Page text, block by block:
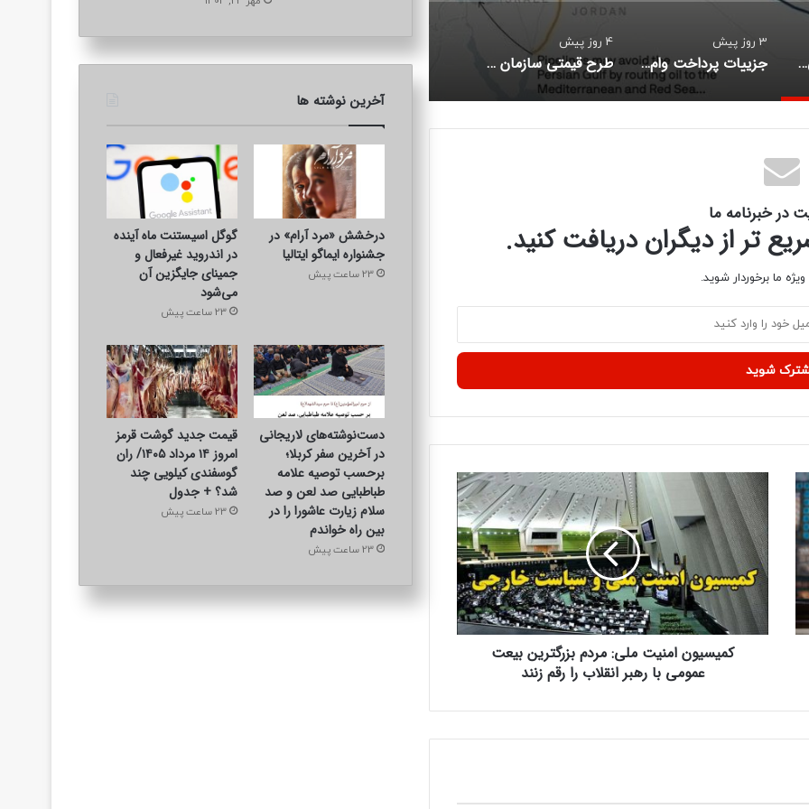
7خط لوله جدید می خواهند تنگه هرمز را دور بزنند/ وابستگی ها به این تنگه استراتژیک کاهش می یابد
3 روز پیش
جزییات پرداخت وام بازسازی مسکن به آسیب‌دیدگان جنگ/ سقف وام چقدر است؟
4 روز پیش
طرح قیمتی سازمان بهینه‌سازی، جایگزین اصلاح تدریجی قیمت بنزین خواهد شد؟
در خبرنامه ما
تر از دیگران دریافت کنید.
ما برخوردار شوید.
ک
م
ی
س
ی
و
ن
ا
م
م
ر
کمیسیون امنیت ملی: مردم بزرگترین بیعت
عمومی با رهبر انقلاب را رقم زنند
آخرین نوشته ها
درخشش «مرد آرام» در
جشنواره ایماگو ایتالیا
23 ساعت پیش
گوگل اسیستنت ماه آینده
در اندروید غیرفعال و
جمینای جایگزین آن
می‌شود
23 ساعت پیش
دست‌نوشته‌های لاریجانی
در آخرین سفر کربلا؛
برحسب توصیه علامه
طباطبایی صد لعن و صد
سلام زیارت عاشورا را در
بین راه خواندم
23 ساعت پیش
قیمت جدید گوشت قرمز
امروز ۱۴ مرداد ۱۴۰۵/ ران
گوسفندی کیلویی چند
شد؟ + جدول
23 ساعت پیش